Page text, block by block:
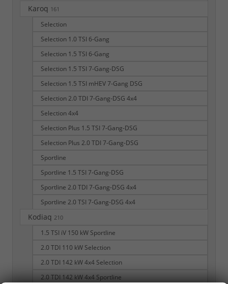
Karoq 161
Selection
Selection 1.0 TSI 6-Gang
Selection 1.5 TSI 6-Gang
Selection 1.5 TSI 7-Gang-DSG
Selection 1.5 TSI mHEV 7-Gang DSG
Selection 2.0 TDI 7-Gang-DSG 4x4
Selection 4x4
Selection Plus 1.5 TSI 7-Gang-DSG
Selection Plus 2.0 TDI 7-Gang-DSG
Sportline
Sportline 1.5 TSI 7-Gang-DSG
Sportline 2.0 TDI 7-Gang-DSG 4x4
Sportline 2.0 TSI 7-Gang-DSG 4x4
Kodiaq 210
1.5 TSI iV 150 kW Sportline
2.0 TDI 110 kW Selection
2.0 TDI 142 kW 4x4 Selection
2.0 TDI 142 kW 4x4 Sportline